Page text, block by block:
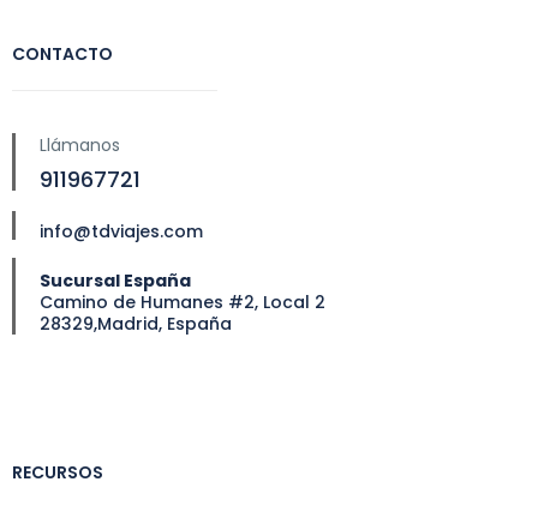
CONTACTO
Llámanos
911967721
info@tdviajes.com
Sucursal España
Camino de Humanes #2, Local 2
28329,Madrid, España
RECURSOS